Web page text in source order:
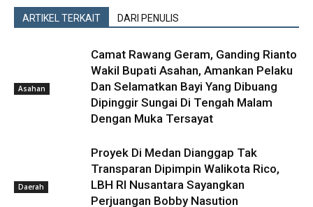
ARTIKEL TERKAIT DARI PENULIS
Asahan
Camat Rawang Geram, Ganding Rianto
Wakil Bupati Asahan, Amankan Pelaku
Dan Selamatkan Bayi Yang Dibuang
Dipinggir Sungai Di Tengah Malam
Dengan Muka Tersayat
Daerah
Proyek Di Medan Dianggap Tak
Transparan Dipimpin Walikota Rico,
LBH RI Nusantara Sayangkan
Perjuangan Bobby Nasution